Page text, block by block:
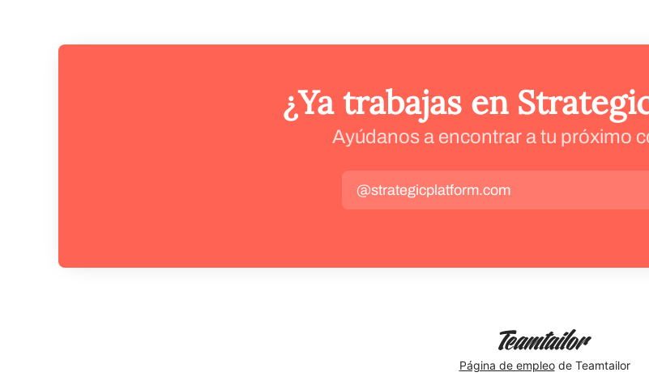
¿Ya trabajas en
Ayúdanos a encontrar a tu próximo
@strategicplatform.com
Página de empleode Teamtailor